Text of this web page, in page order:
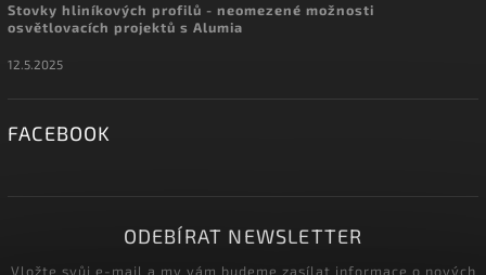
Stovky hliníkových profilů - neomezené možnosti
osvětlovacích projektů s Alumia
12.5.2025
FACEBOOK
ODEBÍRAT NEWSLETTER
Vložte svůj e-mail a my vám budeme zasílat informace o nových